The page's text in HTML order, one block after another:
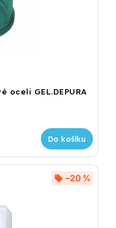
GEL.DEPURA
Do košíku
–20 %